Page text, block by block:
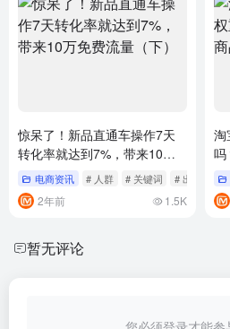
惊呆了！新品直通车操作7天
转化率就达到7%，带来10万
免费流量（下）
电商资讯 # 人群 # 关键词 # 出价
2年前 1.5K
淘
吗
暂无评论